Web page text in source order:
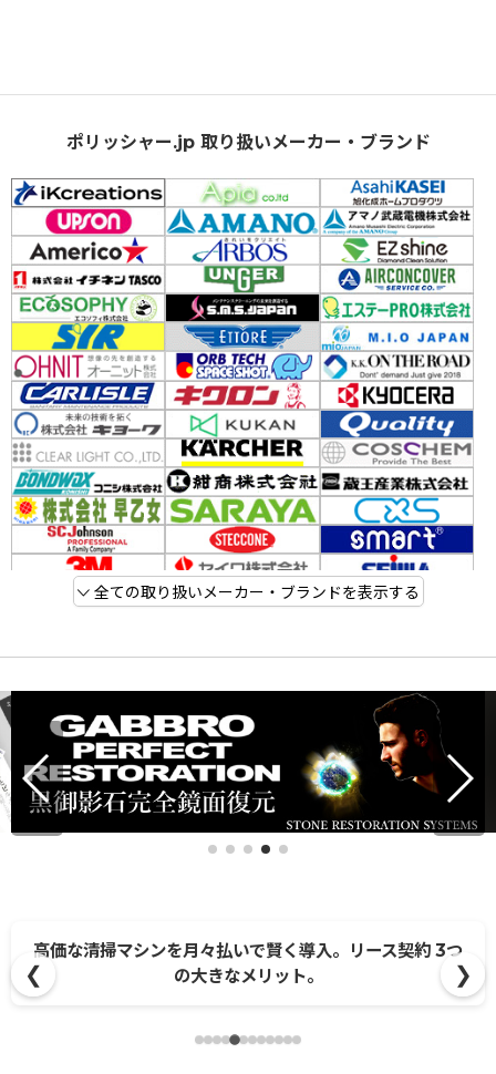
ポリッシャー.jp 取り扱いメーカー・ブランド
全ての取り扱いメーカー・ブランドを表示する
高価な清掃マシンを月々払いで賢く導入。リース契約 3つ
の大きなメリット。
❮ ❯